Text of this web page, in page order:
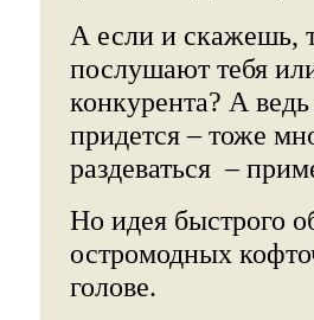
А если и скажешь,
послушают тебя
конкурента? А
придется – тоже
раздеваться –
Но идея быстрого
остромодных
голове.